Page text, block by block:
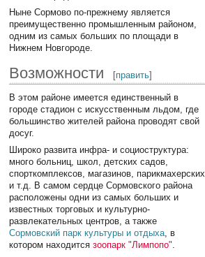
Ныне Сормово по-прежнему является
преимущественно промышленным районом,
одним из самых больших по площади в
Нижнем Новгороде.
Возможности [править]
В этом районе имеется единственный в
городе стадион с искусственным льдом, где
большинство жителей района проводят свой
досуг.
Широко развита инфра- и социоструктура:
много больниц, школ, детских садов,
спорткомплексов, магазинов, парикмахерских
и т.д. В самом сердце Сормовского района
расположены одни из самых больших и
известных торговых и культурно-
развлекательных центров, а также
Сормовский парк культуры и отдыха , в
котором находитсязоопарк "Лимпопо"